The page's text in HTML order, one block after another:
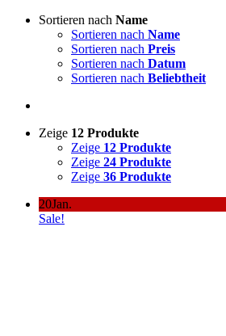
Sortieren nach Name
Sortieren nach Name
Sortieren nach Preis
Sortieren nach Datum
Sortieren nach Beliebtheit
Zeige 12 Produkte
Zeige 12 Produkte
Zeige 24 Produkte
Zeige 36 Produkte
20Jan.
Sale!